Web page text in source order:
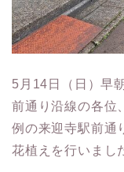
5月14日（日）早
前通り沿線の各位
例の来迎寺駅前通
花植えを行いまし